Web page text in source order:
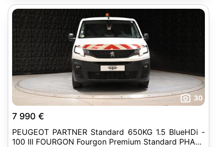
30
7 990 €
PEUGEOT PARTNER Standard 650KG 1.5 BlueHDi -
100 III FOURGON Fourgon Premium Standard PHASE